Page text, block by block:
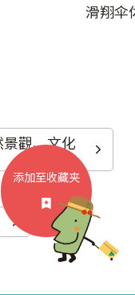
滑翔伞
觀、文化
添加至收藏夹